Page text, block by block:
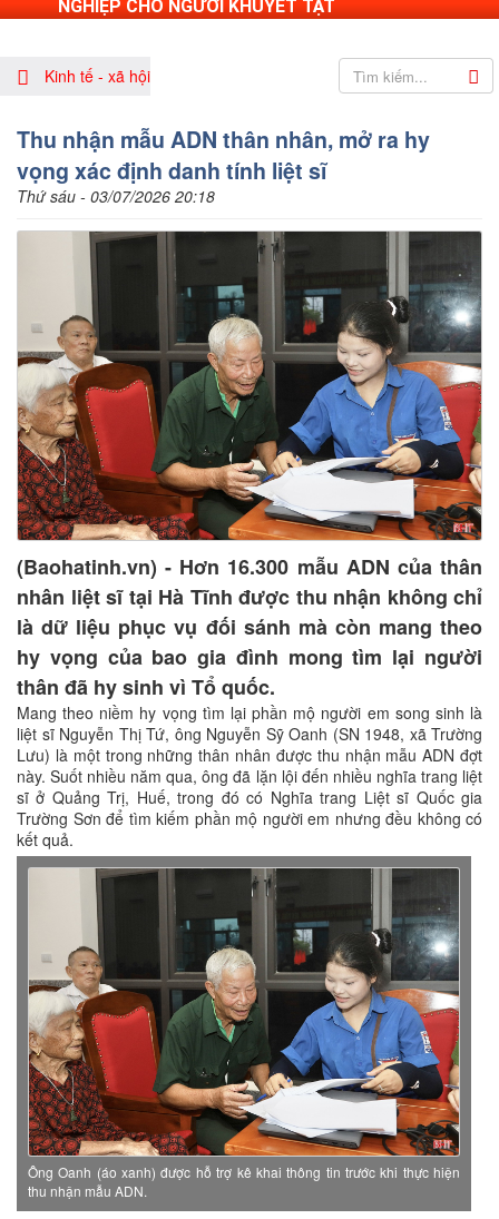
NGHIỆP CHO NGƯỜI KHUYẾT TẬT
Kinh tế - xã hội
Thu nhận mẫu ADN thân nhân, mở ra hy
vọng xác định danh tính liệt sĩ
Thứ sáu - 03/07/2026 20:18
(Baohatinh.vn) - Hơn 16.300 mẫu ADN của thân
nhân liệt sĩ tại Hà Tĩnh được thu nhận không chỉ
là dữ liệu phục vụ đối sánh mà còn mang theo
hy vọng của bao gia đình mong tìm lại người
thân đã hy sinh vì Tổ quốc.
Mang theo niềm hy vọng tìm lại phần mộ người em song sinh là
liệt sĩ Nguyễn Thị Tứ, ông Nguyễn Sỹ Oanh (SN 1948, xã Trường
Lưu) là một trong những thân nhân được thu nhận mẫu ADN đợt
này. Suốt nhiều năm qua, ông đã lặn lội đến nhiều nghĩa trang liệt
sĩ ở Quảng Trị, Huế, trong đó có Nghĩa trang Liệt sĩ Quốc gia
Trường Sơn để tìm kiếm phần mộ người em nhưng đều không có
kết quả.
Ông Oanh (áo xanh) được hỗ trợ kê khai thông tin trước khi thực hiện
thu nhận mẫu ADN.